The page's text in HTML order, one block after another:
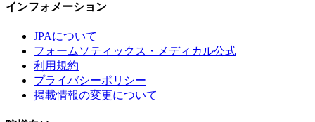
インフォメーション
JPAについて
フォームソティックス・メディカル公式
利用規約
プライバシーポリシー
掲載情報の変更について